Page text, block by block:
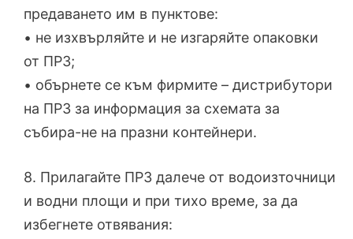
предаването им в пунктове:
• не изхвърляйте и не изгаряйте опаковки
от ПРЗ;
• обърнете се към фирмите – дистрибутори
на ПРЗ за информация за схемата за
събира-не на празни контейнери.
8. Прилагайте ПРЗ далече от водоизточници
и водни площи и при тихо време, за да
избегнете отвявания: